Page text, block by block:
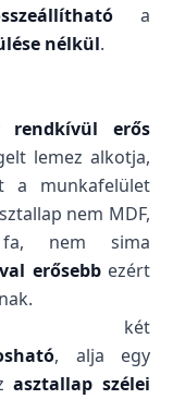
a
nélkül.
rendkívül erős
lemez alkotja,
a munkafelület
nem MDF,
nem sima
erősebbezért
két
, alja egy
asztallap szélei